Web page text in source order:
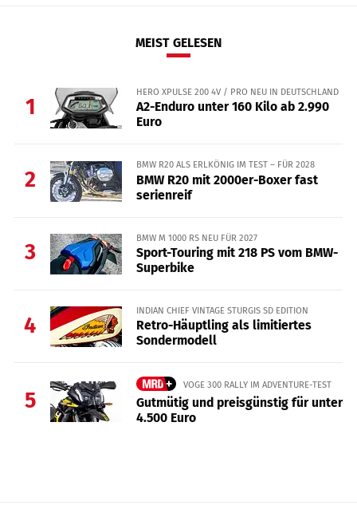
MEIST GELESEN
1
HERO XPULSE 200 4V / PRO NEU IN DEUTSCHLAND
A2-Enduro unter 160 Kilo ab 2.990
Euro
2
BMW R20 ALS ERLKÖNIG IM TEST – FÜR 2028
BMW R20 mit 2000er-Boxer fast
serienreif
3
BMW M 1000 RS NEU FÜR 2027
Sport-Touring mit 218 PS vom BMW-
Superbike
4
INDIAN CHIEF VINTAGE STURGIS SD EDITION
Retro-Häuptling als limitiertes
Sondermodell
5
VOGE 300 RALLY IM ADVENTURE-TEST
Gutmütig und preisgünstig für unter
4.500 Euro